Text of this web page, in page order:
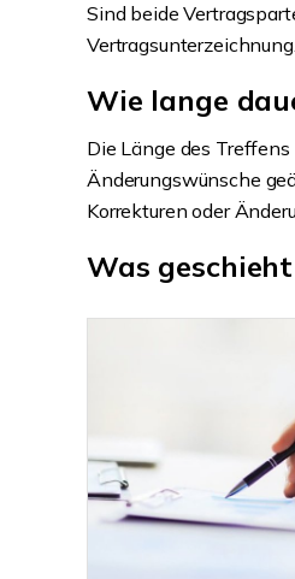
Sind beide
Wie lange
Die Länge des
Änderungswünsche
Korrekturen oder
Was